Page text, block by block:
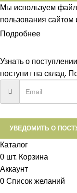
Мы используем
пользования
Подробнее
Узнать о поступлении
поступит на склад.
УВЕДОМИТЬ О
Каталог
0 шт. Корзина
Аккаунт
0 Список желаний